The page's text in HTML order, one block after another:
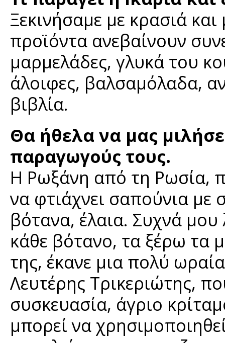
Ξεκινήσαμε με κρασιά
προϊόντα ανεβαίνουν
μαρμελάδες, γλυκά του
άλοιφες, βαλσαμόλαδα,
βιβλία.
Θα ήθελα να μας
παραγωγούς τους.
Η Ρωξάνη από τη Ρωσία,
να φτιάχνει σαπούνια με
βότανα, έλαια. Συχνά μου
κάθε βότανο, τα ξέρω τα
της, έκανε μια πολύ
Λευτέρης Τρικεριώτης,
συσκευασία, άγριο
μπορεί να